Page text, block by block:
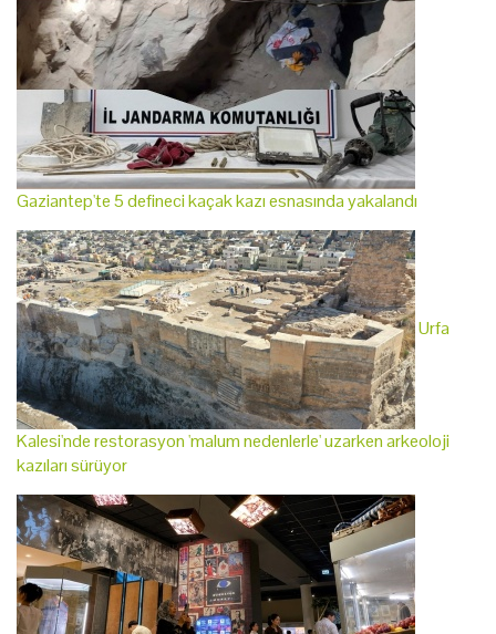
Gaziantep'te 5 defineci kaçak kazı esnasında yakalandı
Urfa
Kalesi'nde restorasyon 'malum nedenlerle' uzarken arkeoloji
kazıları sürüyor